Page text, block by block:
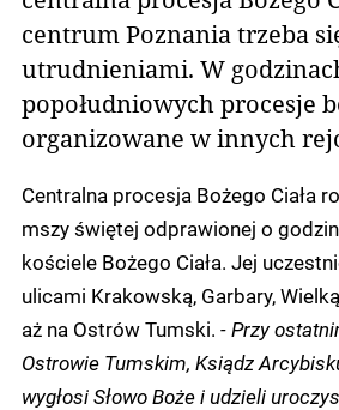
centrum Poznania trzeba
utrudnieniami. W
popołudniowych procesje
organizowane w innych
Centralna procesja Bożego Ciała
mszy świętej odprawionej o
kościele Bożego Ciała. Jej
ulicami Krakowską, Garbary,
aż na Ostrów Tumski. - Przy
Ostrowie Tumskim, Ksiądz
wygłosi Słowo Boże i udzieli